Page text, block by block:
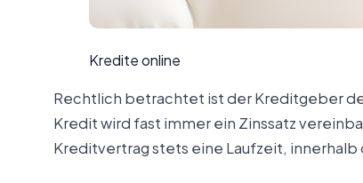
Kredite online
Rechtlich betrachtet ist der Kreditgeber
Kredit wird fast immer ein Zinssatz
Kreditvertrag stets eine Laufzeit, innerhalb